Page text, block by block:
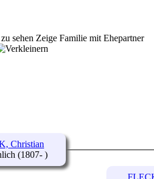
sehen Zeige Familie mit Ehepartner
Christian
(1807- )